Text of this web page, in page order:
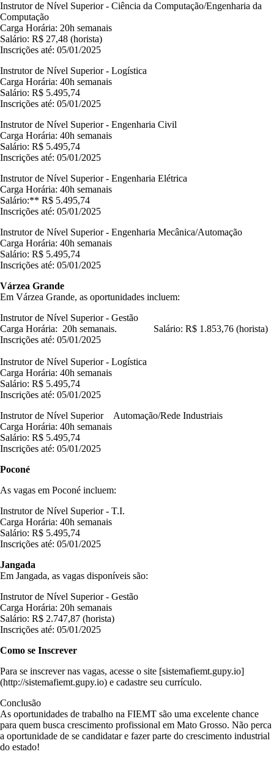
Instrutor de Nível Superior - Ciência da Computação/Engenharia da
Computação
Carga Horária: 20h semanais
Salário: R$ 27,48 (horista)
Inscrições até: 05/01/2025
Instrutor de Nível Superior - Logística
Carga Horária: 40h semanais
Salário: R$ 5.495,74
Inscrições até: 05/01/2025
Instrutor de Nível Superior - Engenharia Civil
Carga Horária: 40h semanais
Salário: R$ 5.495,74
Inscrições até: 05/01/2025
Instrutor de Nível Superior - Engenharia Elétrica
Carga Horária: 40h semanais
Salário:** R$ 5.495,74
Inscrições até: 05/01/2025
Instrutor de Nível Superior - Engenharia Mecânica/Automação
Carga Horária: 40h semanais
Salário: R$ 5.495,74
Inscrições até: 05/01/2025
Várzea Grande
Em Várzea Grande, as oportunidades incluem:
Instrutor de Nível Superior - Gestão
Carga Horária: 20h semanais. Salário: R$ 1.853,76 (horista)
Inscrições até: 05/01/2025
Instrutor de Nível Superior - Logística
Carga Horária: 40h semanais
Salário: R$ 5.495,74
Inscrições até: 05/01/2025
Instrutor de Nível Superior Automação/Rede Industriais
Carga Horária: 40h semanais
Salário: R$ 5.495,74
Inscrições até: 05/01/2025
Poconé
As vagas em Poconé incluem:
Instrutor de Nível Superior - T.I.
Carga Horária: 40h semanais
Salário: R$ 5.495,74
Inscrições até: 05/01/2025
Jangada
Em Jangada, as vagas disponíveis são:
Instrutor de Nível Superior - Gestão
Carga Horária: 20h semanais
Salário: R$ 2.747,87 (horista)
Inscrições até: 05/01/2025
Como se Inscrever
Para se inscrever nas vagas, acesse o site [sistemafiemt.gupy.io]
(http://sistemafiemt.gupy.io) e cadastre seu currículo.
Conclusão
As oportunidades de trabalho na FIEMT são uma excelente chance
para quem busca crescimento profissional em Mato Grosso. Não perca
a oportunidade de se candidatar e fazer parte do crescimento industrial
do estado!